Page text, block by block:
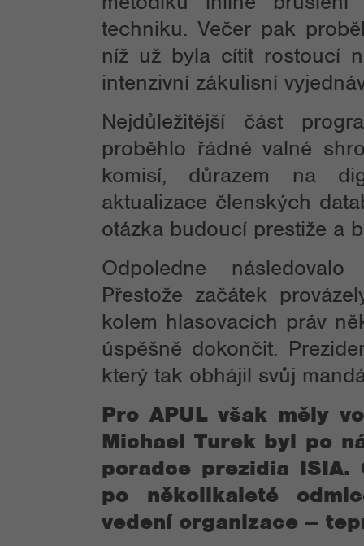
techniku. Večer pak
níž už byla cítit rostoucí
intenzivní zákulisní
Nejdůležitější část
proběhlo řádné valné
komisí, důrazem na
aktualizace členských
otázka budoucí prestiže a
Odpoledne
Přestože začátek
kolem hlasovacích práv
úspěšně dokončit.
který tak obhájil svůj
Pro APUL však měly
Michael Turek byl po
poradce prezidia
po několikaleté
vedení organizace –